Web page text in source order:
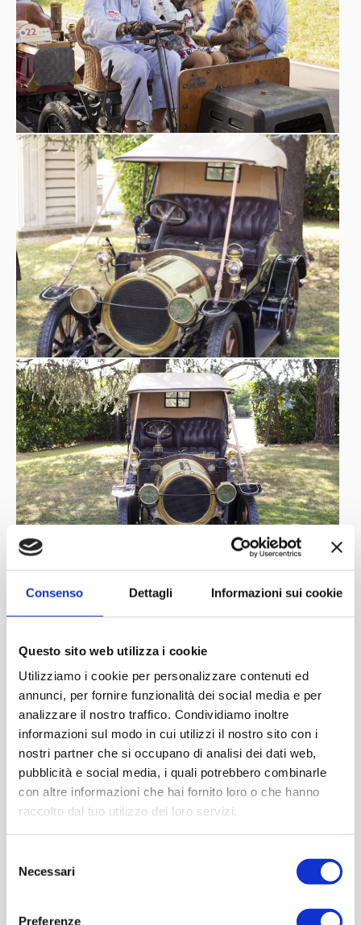
Consenso Dettagli Informazioni sui cookie
Questo sito web utilizza i cookie
Utilizziamo i cookie per personalizzare contenuti ed
annunci, per fornire funzionalità dei social media e per
analizzare il nostro traffico. Condividiamo inoltre
informazioni sul modo in cui utilizzi il nostro sito con i
nostri partner che si occupano di analisi dei dati web,
pubblicità e social media, i quali potrebbero combinarle
con altre informazioni che hai fornito loro o che hanno
raccolto dal tuo utilizzo dei loro servizi.
delNecessari
Preferenze